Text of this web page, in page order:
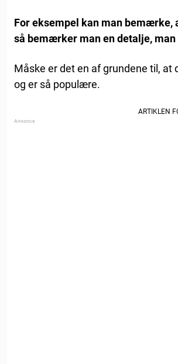
For eksempel kan man
så bemærker man en detalje,
Måske er det en af grundene til,
og er så populære.